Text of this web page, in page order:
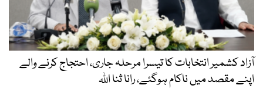
آزاد کشمیر انتخابات کا تیسرا مرحلہ جاری، احتجاج کرنے والے
اپنے مقصد میں ناکام ہوگئے، رانا ثنا اللہ